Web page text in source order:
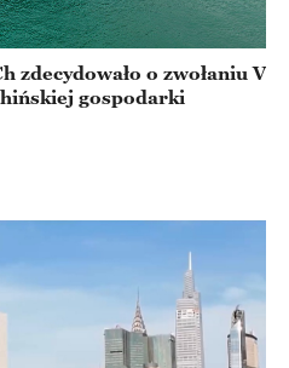
zdecydowało o zwołaniu V
gospodarki